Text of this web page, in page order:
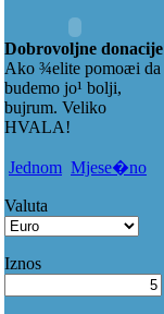
Dobrovoljne donacije
Ako ¾elite pomoæi da
budemo jo¹ bolji,
bujrum. Veliko
HVALA!
Jednom Mjese�no
Valuta
Iznos